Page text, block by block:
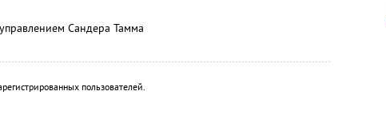
Сандера Тамма
пользователей.